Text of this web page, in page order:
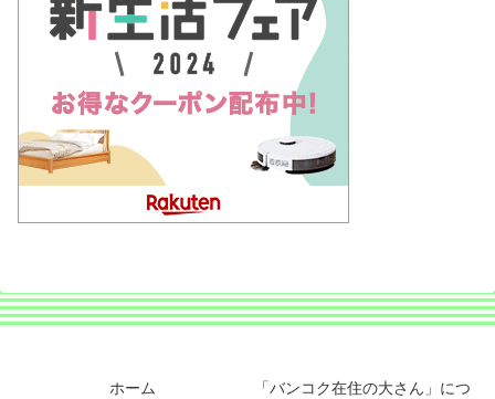
ホーム 「バンコク在住の大さん」につ